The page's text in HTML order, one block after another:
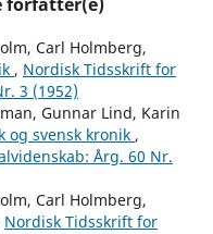
Carl Holmberg,
, Nordisk Tidsskrift for
3 (1952)
Gunnar Lind, Karin
og svensk kronik ,
Årg. 60 Nr.
Carl Holmberg,
Nordisk Tidsskrift for